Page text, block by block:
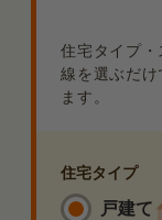
住宅タイプ・
線を選ぶだけ
ます。
住宅タイプ
戸建て